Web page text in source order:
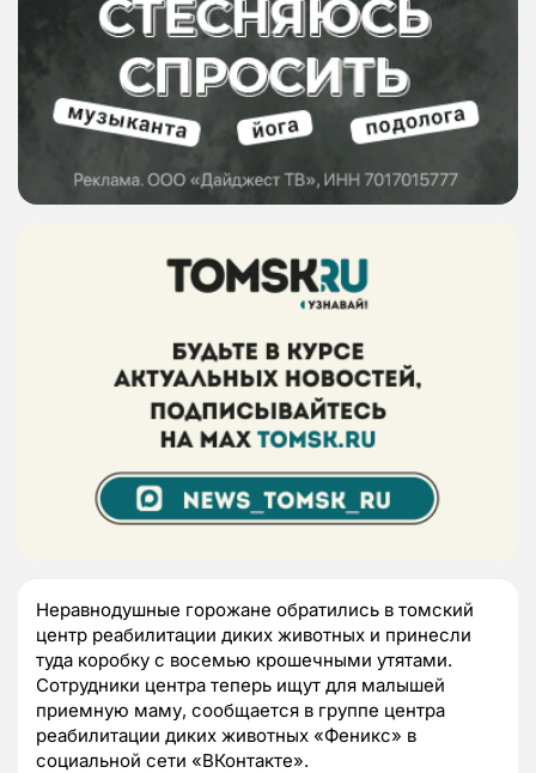
Неравнодушные горожане обратились в томский
центр реабилитации диких животных и принесли
туда коробку с восемью крошечными утятами.
Сотрудники центра теперь ищут для малышей
приемную маму, сообщается в группе центра
реабилитации диких животных «Феникс» в
социальной сети «ВКонтакте».